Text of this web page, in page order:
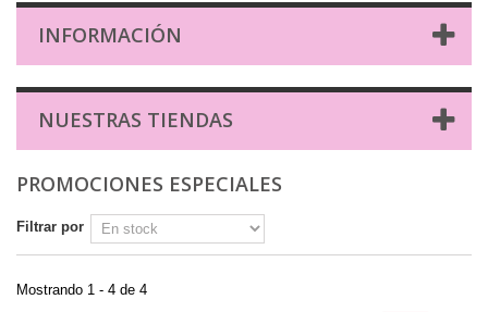
INFORMACIÓN
NUESTRAS TIENDAS
PROMOCIONES ESPECIALES
Filtrar por
Mostrando 1 - 4 de 4